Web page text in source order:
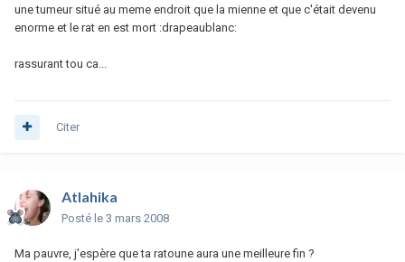
une tumeur situé au meme endroit que la mienne et que c'était devenu
enorme et le rat en est mort :drapeaublanc:
rassurant tou ca...
Citer
Atlahika
Posté le 3 mars 2008
Ma pauvre, j'espère que ta ratoune aura une meilleure fin ?